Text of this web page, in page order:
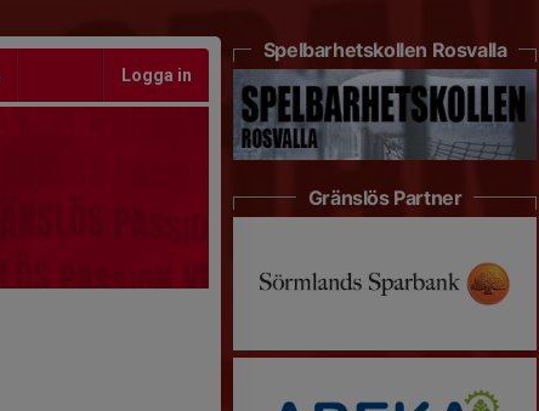
Logga in
Spelbarhetskollen Rosvalla
Gränslös Partner